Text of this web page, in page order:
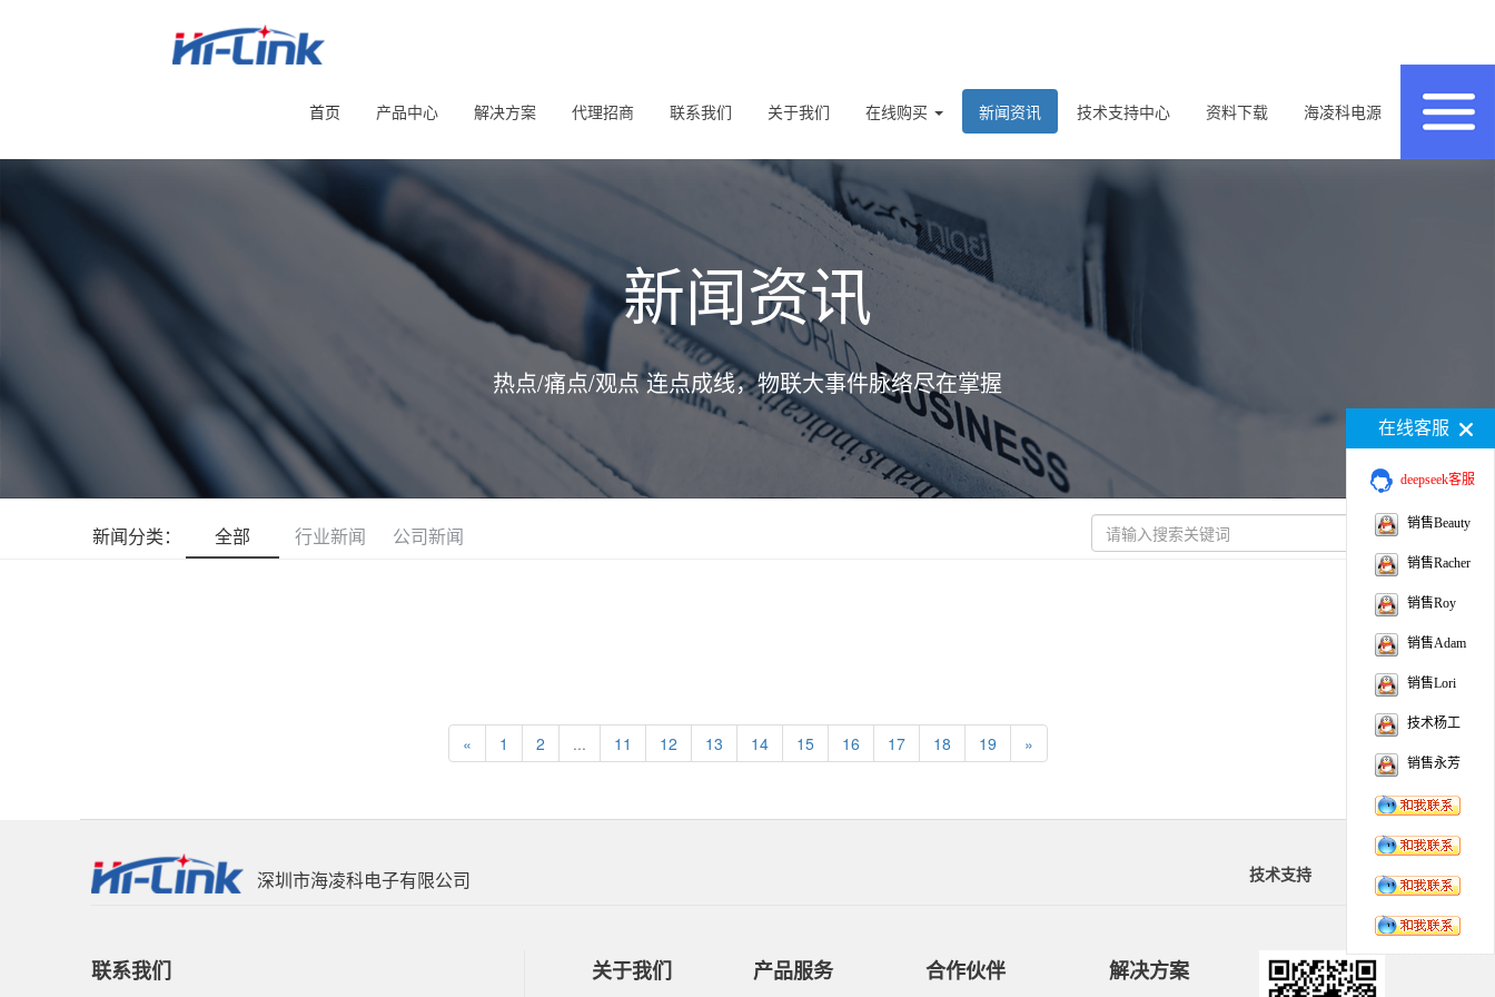
首页 产品中心 解决方案 代理招商 联系我们 关于我们 在线购买 新闻资讯 技术支持中心 资料下载 海凌科电源
新闻资讯
热点/痛点/观点 连点成线，物联大事件脉络尽在掌握
新闻分类： 全部 行业新闻 公司新闻
« 1 2 ... 11 12 13 14 15 16 17 18 19 »
深圳市海凌科电子有限公司 技术支持 资料下载
联系我们 关于我们 产品服务 合作伙伴 解决方案
在线客服
deepseek客服
销售Beauty
销售Racher
销售Roy
销售Adam
销售Lori
技术杨工
销售永芳